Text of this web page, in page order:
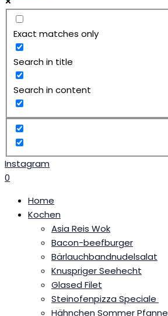
Exact matches only
Search in title
Search in content
Instagram
0
Home
Kochen
Asia Reis Wok
Bacon-beefburger
Bärlauchbandnudelsalat
Knuspriger Seehecht
Glased Filet
Steinofenpizza Speciale
Hähnchen Sommer Pfanne